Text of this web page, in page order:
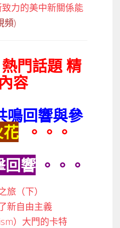
力的美中新關係能
頻)
熱門話題 精
容
鳴回響與參
花
。。。
回響 。。。
旅（下）
新自由主義
）大門的卡特